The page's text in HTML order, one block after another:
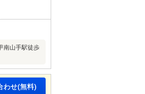
南山手駅徒歩
わせ(無料)